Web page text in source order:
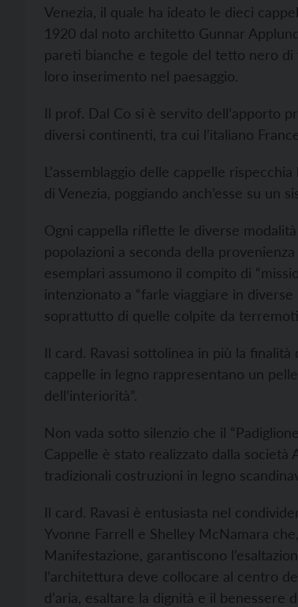
Venezia, il quale ha ideato le dieci
1920 dal noto architetto Gunnar
pareti bianche e tegole del tetto nero
loro inserimento nel paesaggio.
Il prof. Dal Co si è servito dell’apporto
diversi continenti, tra cui l’italiano
L’assemblaggio delle cappelle
di Venezia, poggiando anch’esse su un
Ogni cappella riflette le diverse
popolazioni a seconda della
esemplari assumono il compito di
intenzionato a “farle viaggiare in
soprattutto di quelle colpite da
Il card. Ravasi sottolinea in più la
cappelle in legno rappresentano un
dell’interiorità”.
Non vada sotto silenzio che il
Cappelle è stato realizzato dalla società
tradizionali costruzioni in legno
Il card. Ravasi è entusiasta nel
Yvonne Farrell e Shelley McNamara
Manifestazione, garantiscono
l’architettura deve collocare al centro
d’aria, esaltare la dignità e il benessere